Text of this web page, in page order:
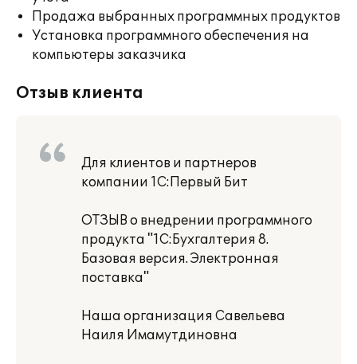
Продажа выбранных программных продуктов
Установка программного обеспечения на
компьютеры заказчика
Отзыв клиента
Для клиентов и партнеров
компании 1С:Первый Бит
ОТЗЫВ о внедрении программного
продукта "1С:Бухгалтерия 8.
Базовая версия. Электронная
поставка"
Наша организация Савельева
Наиля Имамутдиновна